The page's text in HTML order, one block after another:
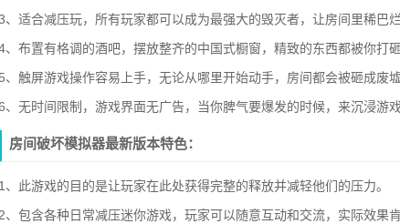
、适合减压玩，所有玩家都可以成为最强大的毁灭者，让房间里稀巴烂
、布置有格调的酒吧，摆放整齐的中国式橱窗，精致的东西都被你打
5、触屏游戏操作容易上手，无论从哪里开始动手，房间都会被砸成废墟
、无时间限制，游戏界面无广告，当你脾气要爆发的时候，来沉浸游
房间破坏模拟器最新版本特色：
1、此游戏的目的是让玩家在此处获得完整的释放并减轻他们的压力。
2、包含各种日常减压迷你游戏，玩家可以随意互动和交流，实际效果